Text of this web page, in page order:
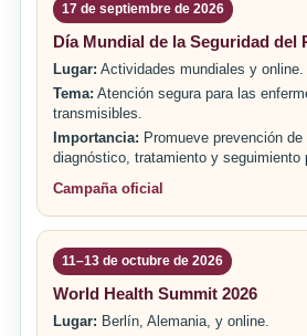
17 de septiembre de 2026
Día Mundial de la Seguridad del
Lugar: Actividades mundiales y online.
Tema: Atención segura para las
transmisibles.
Importancia: Promueve prevención
diagnóstico, tratamiento y seguimiento
Campaña oficial
11–13 de octubre de 2026
World Health Summit 2026
Lugar: Berlín, Alemania, y online.